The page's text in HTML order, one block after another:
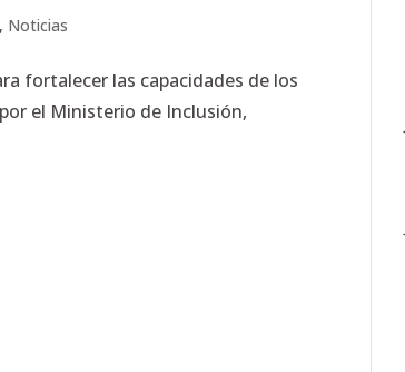
, Noticias
fortalecer las capacidades de los
el Ministerio de Inclusión,